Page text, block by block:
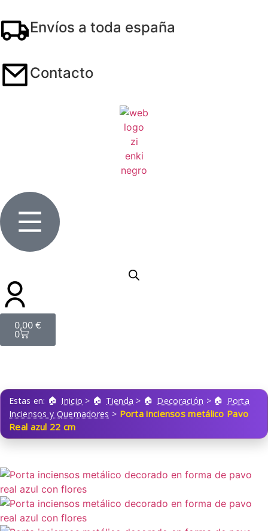
Envíos a toda españa
Contacto
0,00 €
0
Estas en: Inicio > Tienda > Decoración >
Porta
Inciensos y Quemadores > Porta inciensos metálico Pavo
Real azul 22 cm